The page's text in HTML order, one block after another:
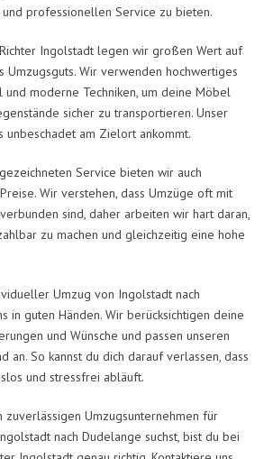
professionellen Service zu bieten.
Ingolstadt legen wir großen Wert auf
Umzugsguts. Wir verwenden hochwertiges
und moderne Techniken, um deine Möbel
sicher zu transportieren. Unser
unbeschadet am Zielort ankommt.
Service bieten wir auch
Wir verstehen, dass Umzüge oft mit
sind, daher arbeiten wir hart daran,
zu machen und gleichzeitig eine hohe
Umzug von Ingolstadt nach
in guten Händen. Wir berücksichtigen deine
und Wünsche und passen unseren
an. So kannst du dich darauf verlassen, dass
und stressfrei abläuft.
zuverlässigen Umzugsunternehmen für
nach Dudelange suchst, bist du bei